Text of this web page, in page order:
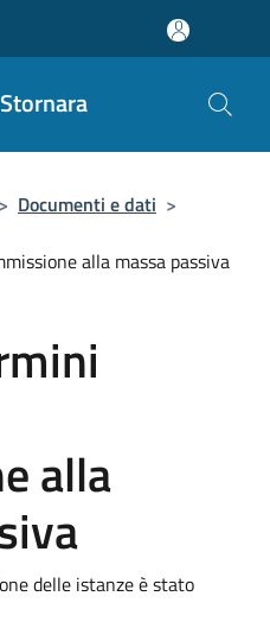
> Documenti e dati >
alla massa passiva
alla
delle istanze è stato